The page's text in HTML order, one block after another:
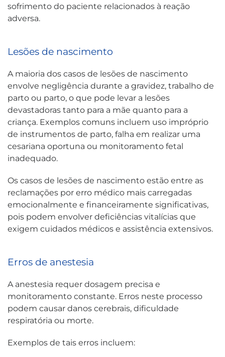
sofrimento do paciente relacionados à reação
adversa.
Lesões de nascimento
A maioria dos casos de lesões de nascimento
envolve negligência durante a gravidez, trabalho de
parto ou parto, o que pode levar a lesões
devastadoras tanto para a mãe quanto para a
criança. Exemplos comuns incluem uso impróprio
de instrumentos de parto, falha em realizar uma
cesariana oportuna ou monitoramento fetal
inadequado.
Os casos de lesões de nascimento estão entre as
reclamações por erro médico mais carregadas
emocionalmente e financeiramente significativas,
pois podem envolver deficiências vitalícias que
exigem cuidados médicos e assistência extensivos.
Erros de anestesia
A anestesia requer dosagem precisa e
monitoramento constante. Erros neste processo
podem causar danos cerebrais, dificuldade
respiratória ou morte.
Exemplos de tais erros incluem: